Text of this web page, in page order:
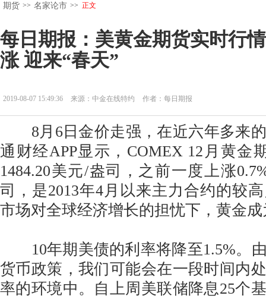
期货 >> 名家论市 >> 正文
每日期报：美黄金期货实时行
涨 迎来“春天”
2019-08-07 15:49:36 来源：中金在线特约 作者：每日期报
8月6日金价走强，在近六年多来的
通财经APP显示，COMEX 12月黄金
1484.20美元/盎司，之前一度上涨
司，是2013年4月以来主力合约的较
市场对全球经济增长的担忧下，黄金
10年期美债的利率将降至1.5%。
货币政策，我们可能会在一段时间内
率的环境中。自上周美联储降息25个